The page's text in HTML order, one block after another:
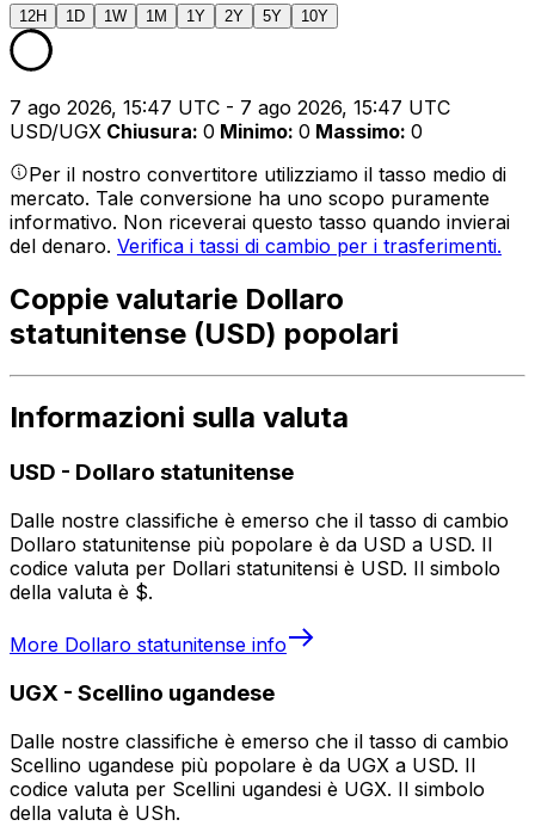
12H 1D 1W 1M 1Y 2Y 5Y 10Y
7 ago 2026, 15:47 UTC - 7 ago 2026, 15:47 UTC
USD/UGX Chiusura: 0 Minimo: 0 Massimo: 0
Per il nostro convertitore utilizziamo il tasso medio di
mercato. Tale conversione ha uno scopo puramente
informativo. Non riceverai questo tasso quando invierai
del denaro. Verifica i tassi di cambio per i trasferimenti.
Coppie valutarie Dollaro
statunitense (USD) popolari
Informazioni sulla valuta
USD - Dollaro statunitense
Dalle nostre classifiche è emerso che il tasso di cambio
Dollaro statunitense più popolare è da USD a USD. Il
codice valuta per Dollari statunitensi è USD. Il simbolo
della valuta è $.
More Dollaro statunitense info
UGX - Scellino ugandese
Dalle nostre classifiche è emerso che il tasso di cambio
Scellino ugandese più popolare è da UGX a USD. Il
codice valuta per Scellini ugandesi è UGX. Il simbolo
della valuta è USh.